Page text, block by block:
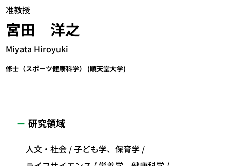
准教授
宮田 洋之
Miyata Hiroyuki
修士（スポーツ健康科学） (順天堂大学)
研究領域
人文・社会 / 子ども学、保育学 /